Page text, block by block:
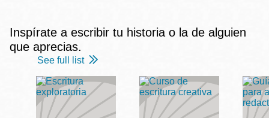
Inspírate a escribir tu historia o la de alguien
que aprecias.
See full list